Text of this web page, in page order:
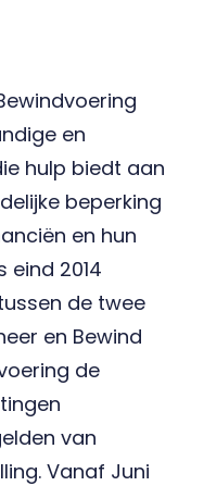
en
hulp biedt aan
beperking
en hun
eind 2014
de twee
en Bewind
de
van
Vanaf Juni